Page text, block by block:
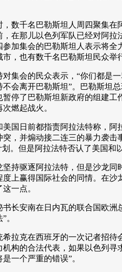
千名巴勒斯坦人周四聚集在
，在那儿以色列军队已经对阿拉
参加集会的巴勒斯坦人表示将全
市，也有数千名巴勒斯坦民众举
会的民众表示，“你们都是一
不会离开巴勒斯坦”。巴勒斯坦
暂停了巴勒斯坦新政府的组建工
燃起战火。
日前都指责阿拉法特称，阿
突，并煽动接二连三的暴力袭击
划。但是阿拉法特否认了美国和
驱逐阿拉法特，但是沙龙同
度上赢得国际社会的同情。在沙
一点。
安南在日内瓦的联合国欧洲
。
克在西班牙的一次记者招待
机构的合法代表，如果以色列寻
一个严重的错误”。